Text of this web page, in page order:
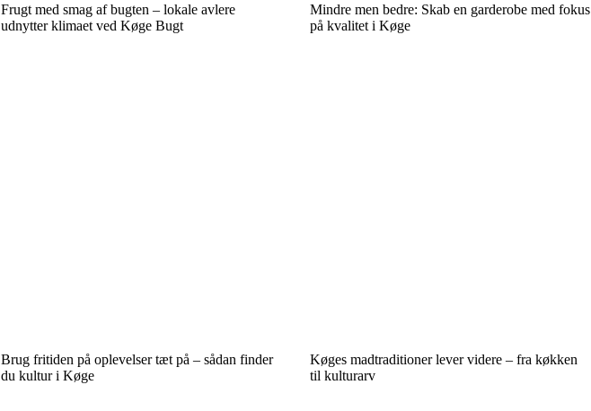
Frugt med smag af bugten – lokale avlere
udnytter klimaet ved Køge Bugt
Mindre men bedre: Skab en garderobe med fokus
på kvalitet i Køge
Brug fritiden på oplevelser tæt på – sådan finder
du kultur i Køge
Køges madtraditioner lever videre – fra køkken
til kulturarv